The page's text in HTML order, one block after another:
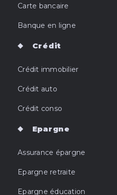
Carte bancaire
Banque en ligne
Crédit
Crédit immobilier
Crédit auto
Crédit conso
Epargne
Assurance épargne
Epargne retraite
Epargne éducation